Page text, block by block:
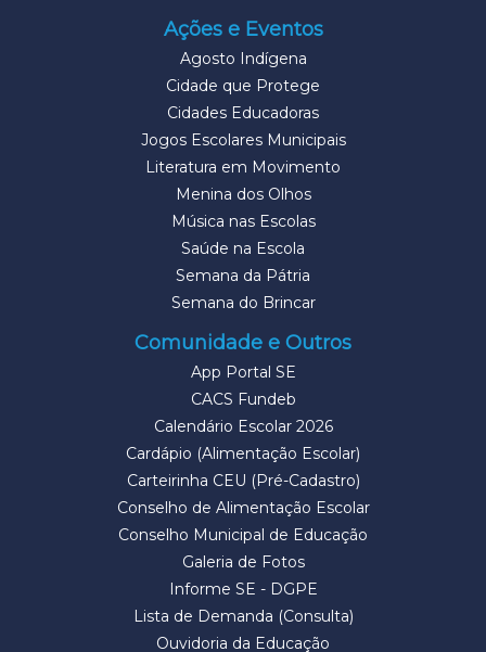
Ações e Eventos
Agosto Indígena
Cidade que Protege
Cidades Educadoras
Jogos Escolares Municipais
Literatura em Movimento
Menina dos Olhos
Música nas Escolas
Saúde na Escola
Semana da Pátria
Semana do Brincar
Comunidade e Outros
App Portal SE
CACS Fundeb
Calendário Escolar 2026
Cardápio (Alimentação Escolar)
Carteirinha CEU (Pré-Cadastro)
Conselho de Alimentação Escolar
Conselho Municipal de Educação
Galeria de Fotos
Informe SE - DGPE
Lista de Demanda (Consulta)
Ouvidoria da Educação